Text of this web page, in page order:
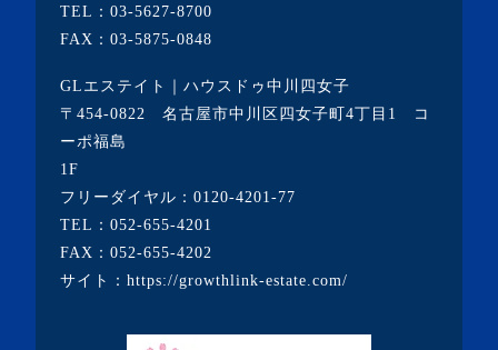
TEL： 03-5627-8700
FAX：03-5875-0848
GLエステイト｜ハウスドゥ中川四女子
〒454-0822 名古屋市中川区四女子町4丁目1 コ
ーポ福島
1F
フリーダイヤル： 0120-4201-77
TEL： 052-655-4201
FAX：052-655-4202
サイト： https://growthlink-estate.com/